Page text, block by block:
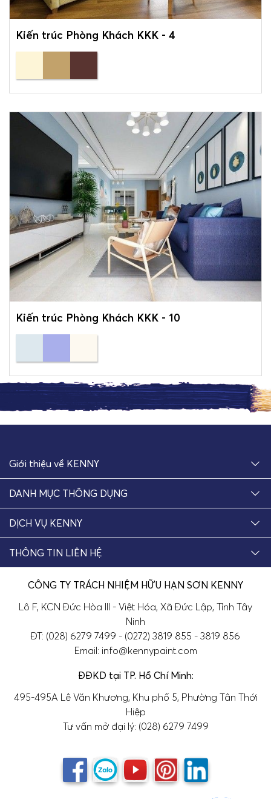
Kiến trúc Phòng Khách KKK - 4
Kiến trúc Phòng Khách KKK - 10
Giới thiệu về KENNY
DANH MỤC THÔNG DỤNG
DỊCH VỤ KENNY
THÔNG TIN LIÊN HỆ
CÔNG TY TRÁCH NHIỆM HỮU HẠN SƠN KENNY
Lô F, KCN Đức Hòa III - Việt Hóa, Xã Đức Lập, Tỉnh Tây
Ninh
ĐT: (028) 6279 7499 - (0272) 3819 855 - 3819 856
Email: info@kennypaint.com
ĐĐKD tại TP. Hồ Chí Minh:
495-495A Lê Văn Khương, Khu phố 5, Phường Tân Thới
Hiệp
Tư vấn mở đại lý: (028) 6279 7499